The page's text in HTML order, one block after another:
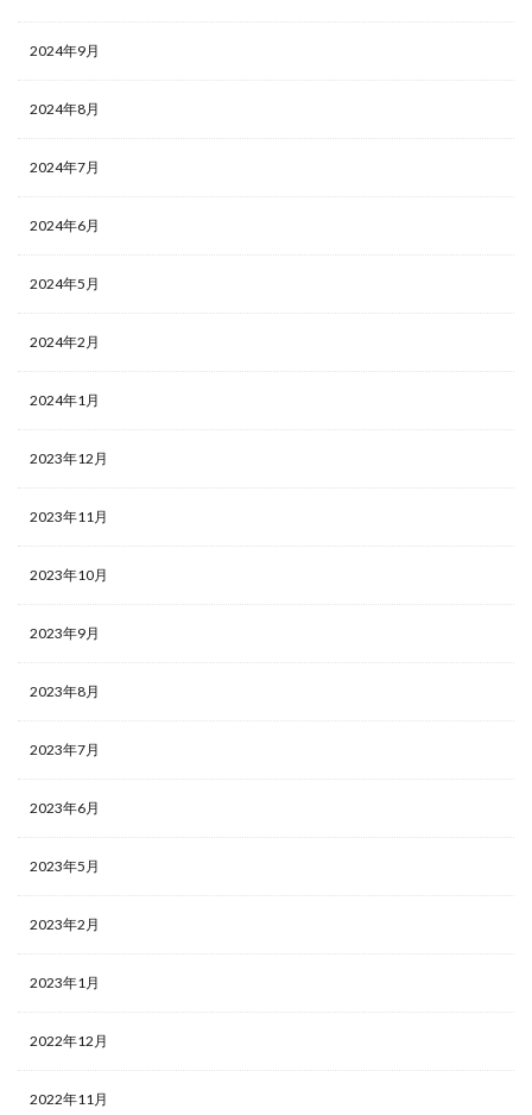
2024年9月
2024年8月
2024年7月
2024年6月
2024年5月
2024年2月
2024年1月
2023年12月
2023年11月
2023年10月
2023年9月
2023年8月
2023年7月
2023年6月
2023年5月
2023年2月
2023年1月
2022年12月
2022年11月